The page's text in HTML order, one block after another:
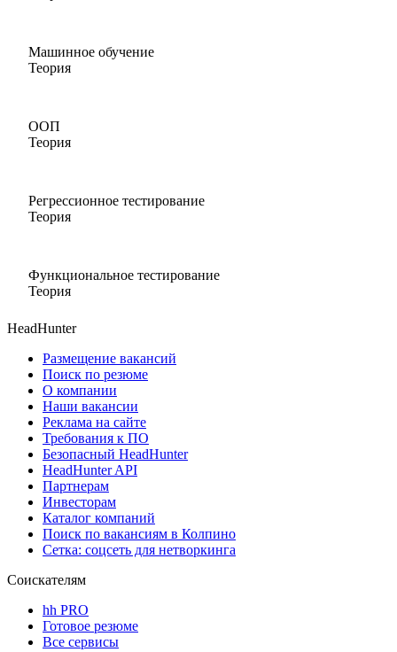
Машинное обучение
Теория
ООП
Теория
Регрессионное тестирование
Теория
Функциональное тестирование
Теория
HeadHunter
Размещение вакансий
Поиск по резюме
О компании
Наши вакансии
Реклама на сайте
Требования к ПО
Безопасный HeadHunter
HeadHunter API
Партнерам
Инвесторам
Каталог компаний
Поиск по вакансиям в Колпино
Сетка: соцсеть для нетворкинга
Соискателям
hh PRO
Готовое резюме
Все сервисы